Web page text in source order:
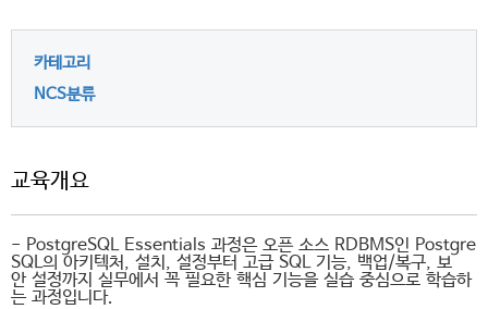
카테고리
NCS분류
교육개요
- PostgreSQL Essentials 과정은 오픈 소스 RDBMS인 Postgre
SQL의 아키텍처, 설치, 설정부터 고급 SQL 기능, 백업/복구, 보
안 설정까지 실무에서 꼭 필요한 핵심 기능을 실습 중심으로 학습하
는 과정입니다.